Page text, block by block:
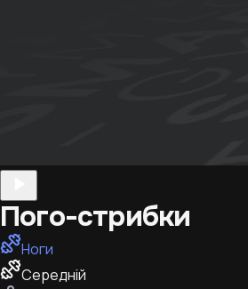
Пого-стрибки
Ноги
Середній